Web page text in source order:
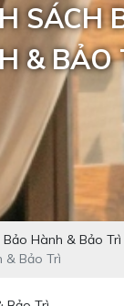
SÁCH
& BẢO
Hành & Bảo Trì
& Bảo Trì